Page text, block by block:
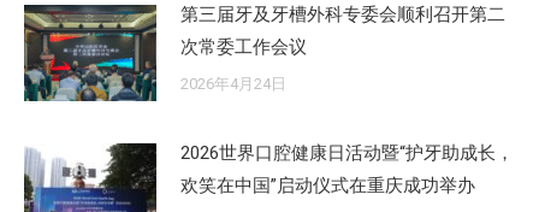
第三届牙及牙槽外科专委会顺利召开第二
次常委工作会议
2026年4月24日
2026世界口腔健康日活动暨“护牙助成长，
欢笑在中国”启动仪式在重庆成功举办